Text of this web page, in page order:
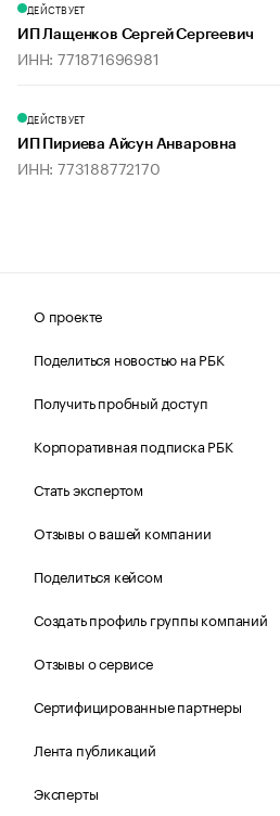
ДЕЙСТВУЕТ
ИП Лащенков Сергей Сергеевич
ИНН: 771871696981
ДЕЙСТВУЕТ
ИП Пириева Айсун Анваровна
ИНН: 773188772170
О проекте
Поделиться новостью на РБК
Получить пробный доступ
Корпоративная подписка РБК
Стать экспертом
Отзывы о вашей компании
Поделиться кейсом
Создать профиль группы компаний
Отзывы о сервисе
Сертифицированные партнеры
Лента публикаций
Эксперты